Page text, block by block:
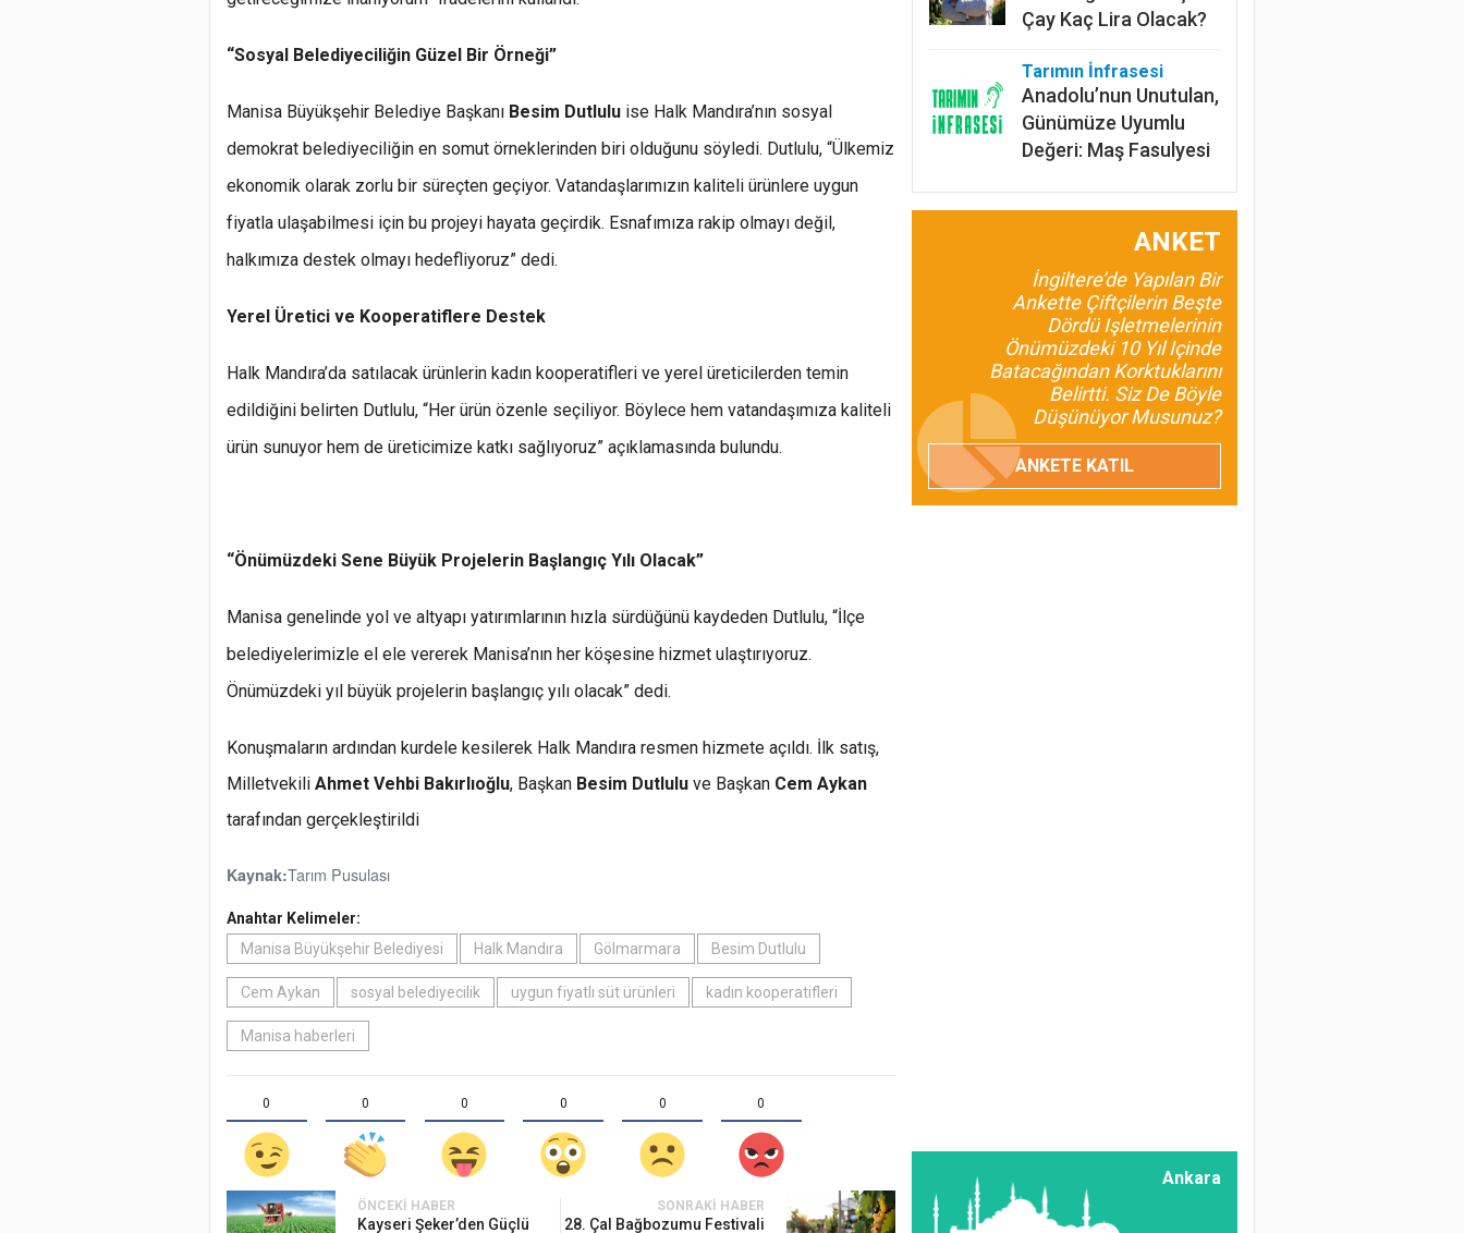
“Sosyal Belediyeciliğin Güzel Bir Örneği”
Manisa Büyükşehir Belediye Başkanı Besim Dutlulu ise Halk Mandıra’nın sosyal
demokrat belediyeciliğin en somut örneklerinden biri olduğunu söyledi. Dutlulu, “Ülkemiz
ekonomik olarak zorlu bir süreçten geçiyor. Vatandaşlarımızın kaliteli ürünlere uygun
fiyatla ulaşabilmesi için bu projeyi hayata geçirdik. Esnafımıza rakip olmayı değil,
halkımıza destek olmayı hedefliyoruz” dedi.
Yerel Üretici ve Kooperatiflere Destek
Halk Mandıra’da satılacak ürünlerin kadın kooperatifleri ve yerel üreticilerden temin
edildiğini belirten Dutlulu, “Her ürün özenle seçiliyor. Böylece hem vatandaşımıza kaliteli
ürün sunuyor hem de üreticimize katkı sağlıyoruz” açıklamasında bulundu.
“Önümüzdeki Sene Büyük Projelerin Başlangıç Yılı Olacak”
Manisa genelinde yol ve altyapı yatırımlarının hızla sürdüğünü kaydeden Dutlulu, “İlçe
belediyelerimizle el ele vererek Manisa’nın her köşesine hizmet ulaştırıyoruz.
Önümüzdeki yıl büyük projelerin başlangıç yılı olacak” dedi.
Konuşmaların ardından kurdele kesilerek Halk Mandıra resmen hizmete açıldı. İlk satış,
Milletvekili Ahmet Vehbi Bakırlıoğlu, Başkan Besim Dutlulu ve Başkan Cem Aykan
tarafından gerçekleştirildi
Kaynak:Tarım Pusulası
Anahtar Kelimeler:
Manisa Büyükşehir Belediyesi
Halk Mandıra Gölmarmara Besim Dutlulu
Cem Aykan sosyal belediyecilik uygun fiyatlı süt ürünleri kadın kooperatifleri
Manisa haberleri
0 0 0 0 0 0
ÖNCEKI HABER
Kayseri Şeker’den Güçlü
SONRAKI HABER
28. Çal Bağbozumu Festivali
Çay Kaç Lira Olacak?
Tarımın İnfrasesi
Anadolu’nun Unutulan,
Günümüze Uyumlu
Değeri: Maş Fasulyesi
Şura Kararlarının
İnsan ve Kalkınma
Odaklı Olması da
Gerekir?
Umut Özdil
Tarımda Havza
Başkanlıkları Geliyor
Üzümün İnsan
Beslenmesindeki
Önemi
ANKET
İngiltere’de Yapılan Bir
Ankette Çiftçilerin Beşte
Dördü Işletmelerinin
Önümüzdeki 10 Yıl Içinde
Batacağından Korktuklarını
Belirtti. Siz De Böyle
Düşünüyor Musunuz?
ANKETE KATIL
Ankara